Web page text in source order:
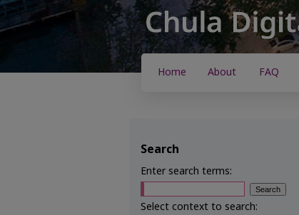
Home About FAQ
Search
Enter search terms:
Select context to search: